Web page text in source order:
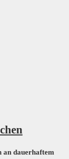
an dauerhaftem